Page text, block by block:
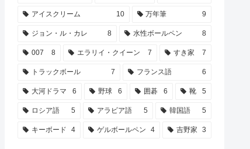
アイスクリーム 10 万年筆 9
ジョン・ル・カレ 8 水性ボールペン 8
007 8 エラリイ・クイーン 7 すき家 7
トラックボール 7 フランス語 6
大河ドラマ 6 野球 6 囲碁 6 靴 5
ロシア語 5 アラビア語 5 韓国語 5
キーボード 4 ゲルボールペン 4 吉野家 3